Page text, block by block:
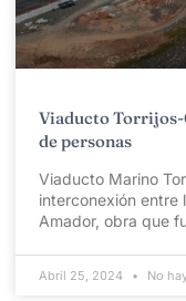
Viaducto Torrijos-
de personas
Viaducto Marino
interconexión entre
Amador, obra que
Abril 25, 2024 No